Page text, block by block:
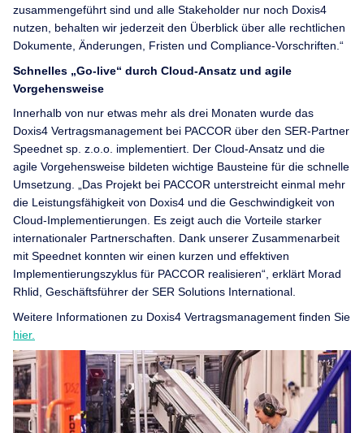
zusammengeführt sind und alle Stakeholder nur noch Doxis4
nutzen, behalten wir jederzeit den Überblick über alle rechtlichen
Dokumente, Änderungen, Fristen und Compliance-Vorschriften.“
Schnelles „Go-live“ durch Cloud-Ansatz und agile
Vorgehensweise
Innerhalb von nur etwas mehr als drei Monaten wurde das
Doxis4 Vertragsmanagement bei PACCOR über den SER-Partner
Speednet sp. z.o.o. implementiert. Der Cloud-Ansatz und die
agile Vorgehensweise bildeten wichtige Bausteine für die schnelle
Umsetzung. „Das Projekt bei PACCOR unterstreicht einmal mehr
die Leistungsfähigkeit von Doxis4 und die Geschwindigkeit von
Cloud-Implementierungen. Es zeigt auch die Vorteile starker
internationaler Partnerschaften. Dank unserer Zusammenarbeit
mit Speednet konnten wir einen kurzen und effektiven
Implementierungszyklus für PACCOR realisieren“, erklärt Morad
Rhlid, Geschäftsführer der SER Solutions International.
Weitere Informationen zu Doxis4 Vertragsmanagement finden Sie
hier.